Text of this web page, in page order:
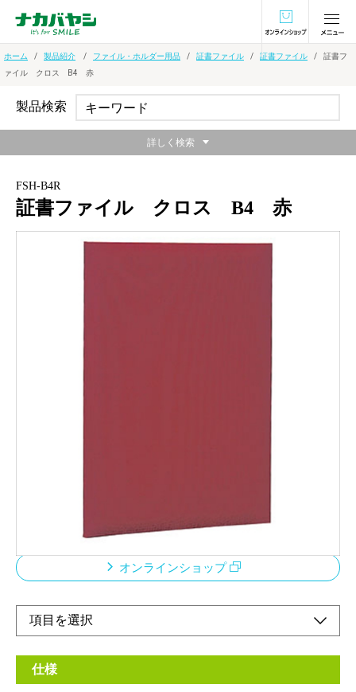
オンラインショ
ホーム 製品紹介 ファイル・ホルダー用品 証書ファイル 証書ファイル
証書フ
ァイル クロス B4 赤
FSH-B4R
証書ファイル クロス B4 赤
オンラインショップ
仕様
製品検索
詳しく検索